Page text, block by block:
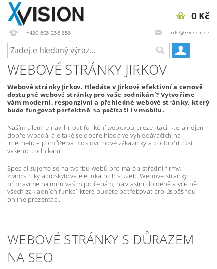
+420 608 236 258 Info@x-vision.cz
0 Kč
WEBOVÉ STRÁNKY JIRKOV
Webové stránky Jirkov. Hledáte v Jirkově efektivní a cenově
dostupné webové stránky pro vaše podnikání? Vytvoříme
vám moderní, responzivní a přehledné webové stránky, který
bude fungovat perfektně na počítači i v mobilu.
Naším cílem je navrhnout funkční webovou prezentaci, která nejen
dobře vypadá, ale také se dobře hledá ve vyhledávačích na
internetu – pomůže vám oslovit nové zákazníky a podpořit růst
vašeho podnikání.
Specializujeme se na tvorbu webů pro malé a střední firmy,
živnostníky a poskytovatele lokálních služeb. Webové stránky
připravíme na míru vašim potřebám, na vlastní doméně a včetně
všech základních funkcí, které budete potřebovat pro úspěšnou
online prezentaci.
WEBOVÉ STRÁNKY S DŮRAZEM
NA SEO